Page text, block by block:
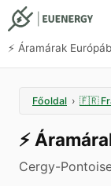
⚡️ Áramárak
Főoldal › 🇫🇷
⚡️
Cergy-